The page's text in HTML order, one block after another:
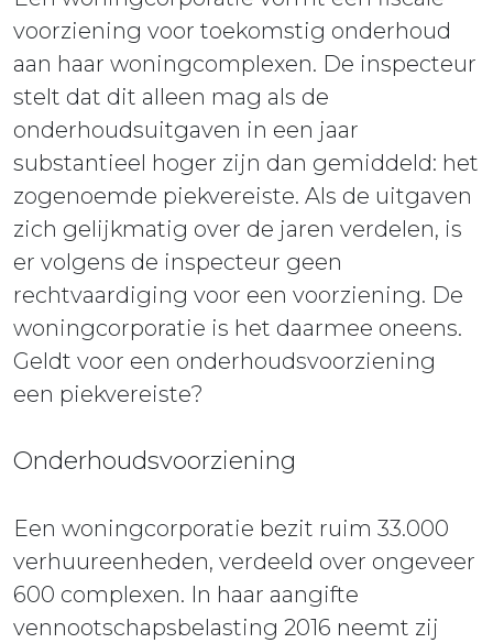
voorziening voor toekomstig onderhoud
aan haar woningcomplexen. De inspecteur
stelt dat dit alleen mag als de
onderhoudsuitgaven in een jaar
substantieel hoger zijn dan gemiddeld: het
zogenoemde piekvereiste. Als de uitgaven
zich gelijkmatig over de jaren verdelen, is
er volgens de inspecteur geen
rechtvaardiging voor een voorziening. De
woningcorporatie is het daarmee oneens.
Geldt voor een onderhoudsvoorziening
een piekvereiste?
Onderhoudsvoorziening
Een woningcorporatie bezit ruim 33.000
verhuureenheden, verdeeld over ongeveer
600 complexen. In haar aangifte
vennootschapsbelasting 2016 neemt zij